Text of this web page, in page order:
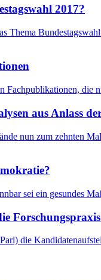
2017?
aus Anlass
nun zum zehnten
sei ein gesundes
die